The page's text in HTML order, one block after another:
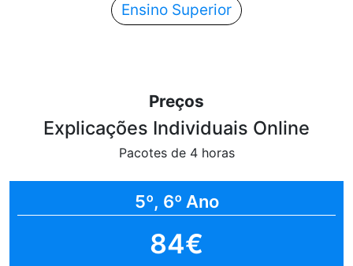
Ensino Superior
Preços
Explicações Individuais Online
Pacotes de 4 horas
5º, 6º Ano
84€